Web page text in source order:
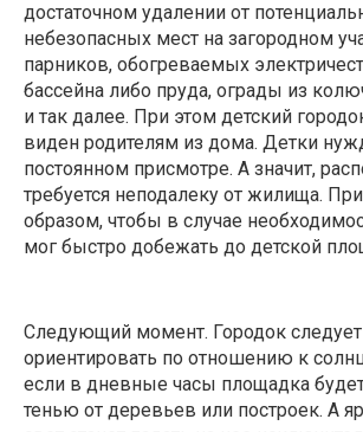
достаточном удалении от
небезопасных мест на загородном
парников, обогреваемых
бассейна либо пруда, ограды из
и так далее. При этом детский
виден родителям из дома. Детки
постоянном присмотре. А значит,
требуется неподалеку от жилища.
образом, чтобы в случае
мог быстро добежать до детской
Следующий момент. Городок следует
ориентировать по отношению к
если в дневные часы площадка
тенью от деревьев или построек. А